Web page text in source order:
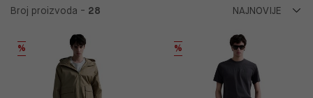
Broj proizvoda - 28
% %